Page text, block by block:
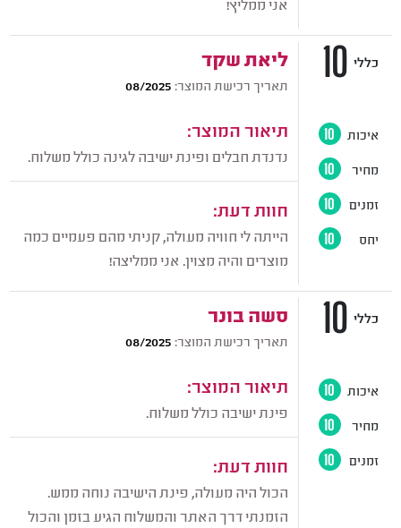
אני ממליץ!
ליאת שקד
תאריך רכישת המוצר: 08/2025
תיאור המוצר:
נדנדת חבלים ופינת ישיבה לגינה כולל משלוח.
חוות דעת:
הייתה לי חוויה מעולה, קניתי מהם פעמיים כמה
מוצרים והיה מצוין. אני ממליצה!
10 כללי
איכות 10
מחיר 10
זמנים 10
יחס 10
סשה בונר
תאריך רכישת המוצר: 08/2025
תיאור המוצר:
פינת ישיבה כולל משלוח.
חוות דעת:
הכול היה מעולה, פינת הישיבה נוחה ממש.
הזמנתי דרך האתר והמשלוח הגיע בזמן והכול
10 כללי
איכות 10
מחיר 10
זמנים 10